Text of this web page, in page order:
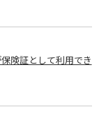
険証として利用でき